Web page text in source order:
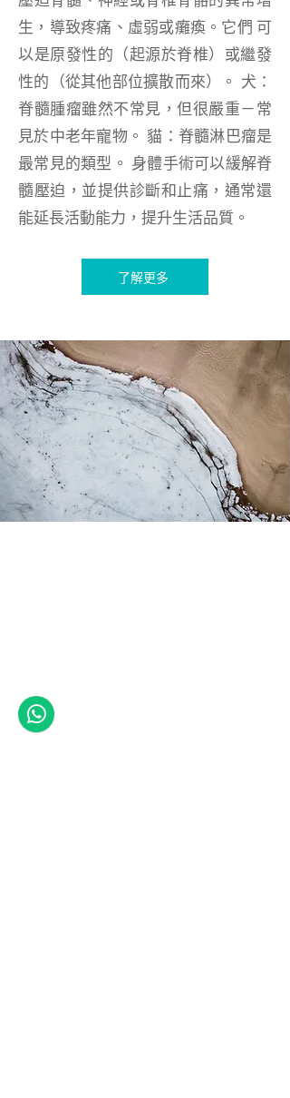
生，導致疼痛、虛弱或癱瘓。它們 可
以是原發性的（起源於脊椎）或繼發
性的（從其他部位擴散而來）。 犬：
脊髓腫瘤雖然不常見，但很嚴重－常
見於中老年寵物。 貓：脊髓淋巴瘤是
最常見的類型。 身體手術可以緩解脊
髓壓迫，並提供診斷和止痛，通常還
能延長活動能力，提升生活品質。
了解更多